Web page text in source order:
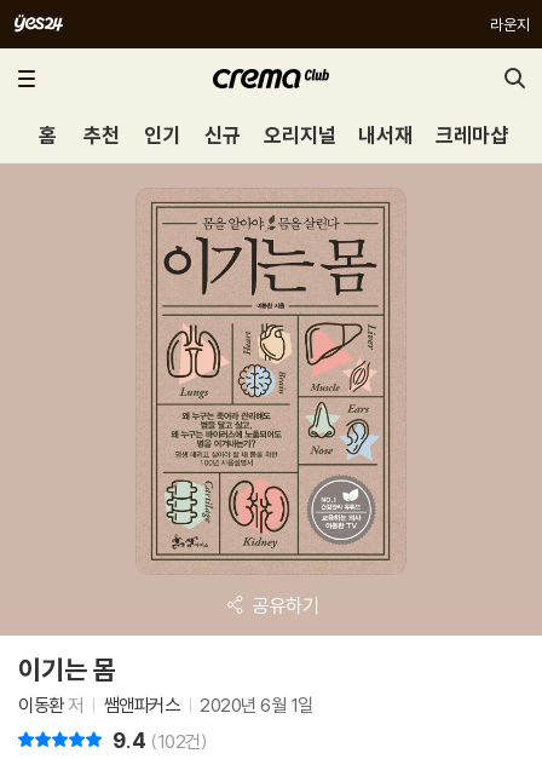
라운지
홈 추천 인기 신규 오리지널 내서재 크레마샵
공유하기
이기는 몸
이동환저 쌤앤파커스 2020년 6월 1일
9.4 (102건)